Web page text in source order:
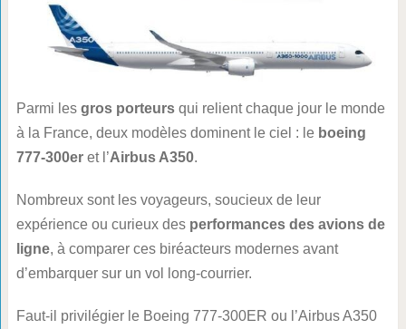
Parmi les gros porteursqui relient chaque jour le monde
à la France, deux modèles dominent le ciel : le boeing
777-300eret l’Airbus A350.
Nombreux sont les voyageurs, soucieux de leur
expérience ou curieux des performances des avions de
ligne, à comparer ces biréacteurs modernes avant
d’embarquer sur un vol long-courrier.
Faut-il privilégier le Boeing 777-300ER ou l’Airbus A350